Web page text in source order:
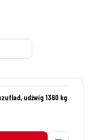
udźwig 1360 kg